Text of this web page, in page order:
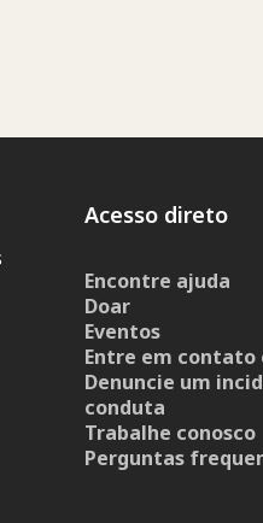
Acesso direto
Encontre ajuda
Doar
Eventos
Entre em contato
Denuncie um
conduta
Trabalhe conosco
Perguntas